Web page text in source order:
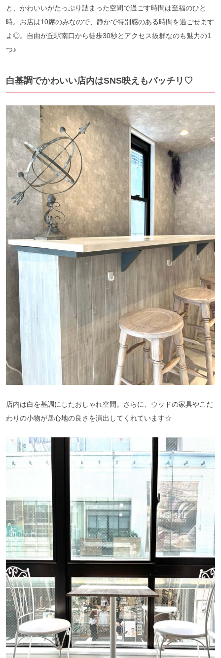
と、かわいいがたっぷり詰まった空間で過ごす時間は至福のひと
時。お店は10席のみなので、静かで特別感のある時間を過ごせます
よ◎。自由が丘駅南口から徒歩30秒とアクセス抜群なのも魅力の1
つ♪
白基調でかわいい店内はSNS映えもバッチリ♡
店内は白を基調にしたおしゃれ空間。さらに、ウッドの家具やこだ
わりの小物が居心地の良さを演出してくれています☆